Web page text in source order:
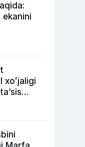
ekanini
xoʻjaligi